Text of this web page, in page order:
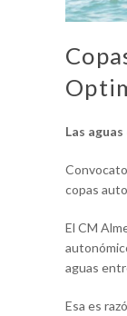
Las
copas
El CM
aguas
Esa es